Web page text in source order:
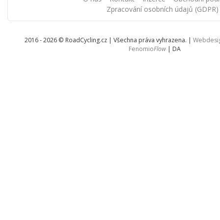
Zpracování osobních údajů (GDPR)
2016 - 2026 © RoadCycling.cz | Všechna práva vyhrazena. |
FenomioFlow | DA